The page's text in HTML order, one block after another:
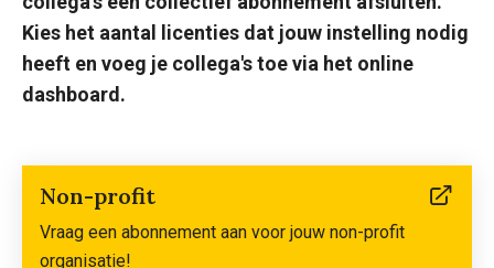
Kies het aantal licenties dat jouw instelling nodig
heeft en voeg je collega's toe via het online
dashboard.
Non-profit
naar
Vraag een abonnement aan voor jouw non-profit
organisatie!